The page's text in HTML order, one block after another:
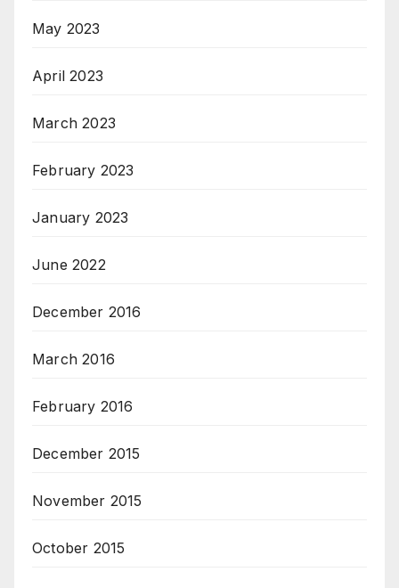
May 2023
April 2023
March 2023
February 2023
January 2023
June 2022
December 2016
March 2016
February 2016
December 2015
November 2015
October 2015